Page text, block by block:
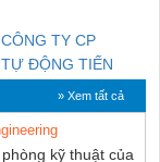
CÔNG TY CP
TỰ ĐỘNG TIẾN
» Xem tất cả
kỹ thuật của